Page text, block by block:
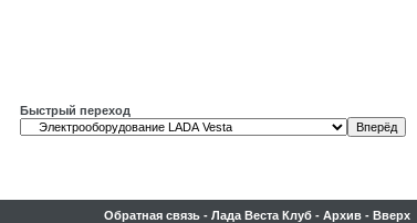
Быстрый переход
Обратная связь - Лада Веста Клуб - Архив - Вверх